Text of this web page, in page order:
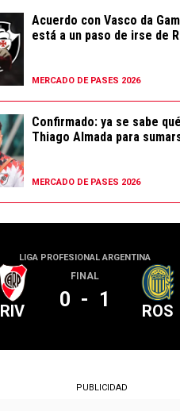
Acuerdo con Vasco da
está a un paso de irse de
MERCADO DE PASES 2026
Confirmado: ya se sabe
Thiago Almada para
MERCADO DE PASES 2026
LIGA PROFESIONAL ARGENTINA
RIV
FINAL
0 - 1 ROS
PUBLICIDAD